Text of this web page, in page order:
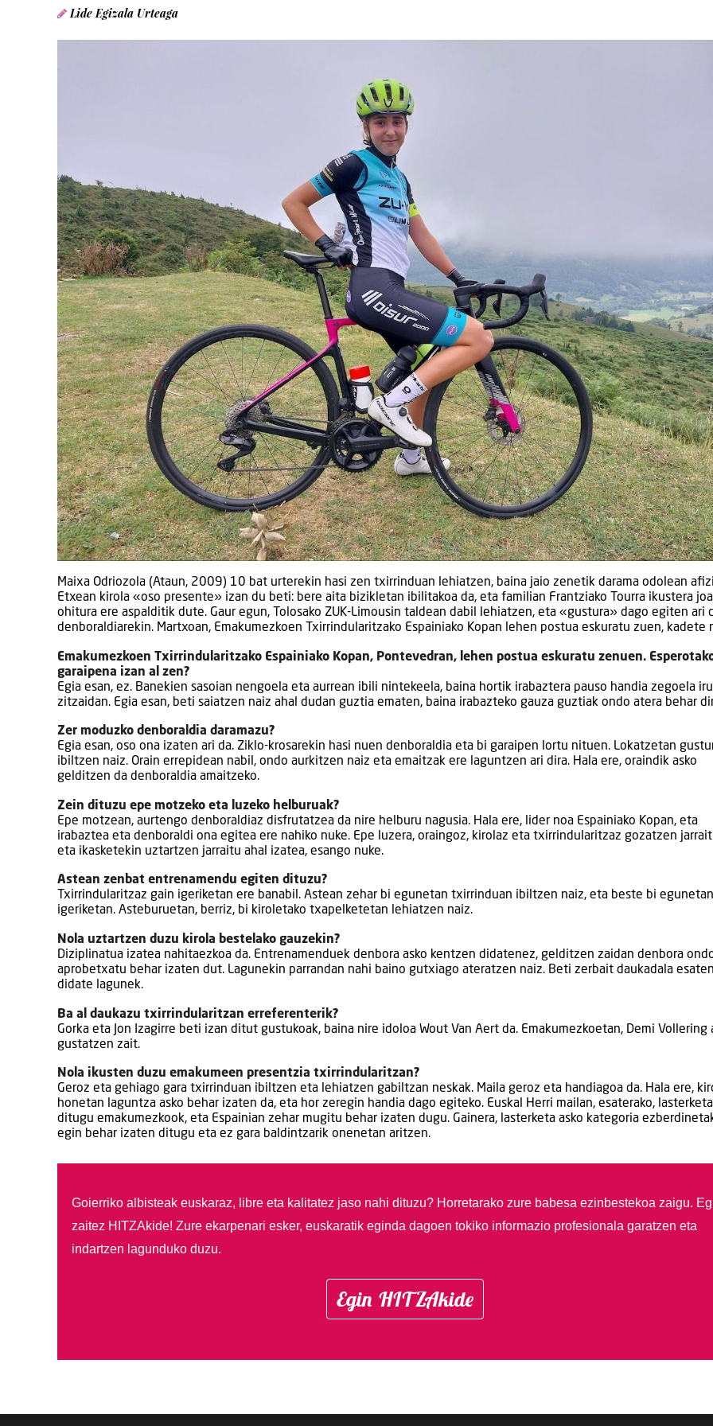
Lide Egizala Urteaga
Maixa Odriozola (Ataun, 2009) 10 bat urterekin hasi zen txirrinduan lehiatzen, baina jaio zenetik darama odolean
Etxean kirola «oso presente» izan du beti: bere aita bizikletan ibilitakoa da, eta familian Frantziako Tourra ikustera
ohitura ere aspalditik dute. Gaur egun, Tolosako ZUK-Limousin taldean dabil lehiatzen, eta «gustura» dago egiten ari
denboraldiarekin. Martxoan, Emakumezkoen Txirrindularitzako Espainiako Kopan lehen postua eskuratu zuen, kadete
Emakumezkoen Txirrindularitzako Espainiako Kopan, Pontevedran, lehen postua eskuratu zenuen.
garaipena izan al zen?
Egia esan, ez. Banekien sasoian nengoela eta aurrean ibili nintekeela, baina hortik irabaztera pauso handia zegoela
zitzaidan. Egia esan, beti saiatzen naiz ahal dudan guztia ematen, baina irabazteko gauza guztiak ondo atera behar
Zer moduzko denboraldia daramazu?
Egia esan, oso ona izaten ari da. Ziklo-krosarekin hasi nuen denboraldia eta bi garaipen lortu nituen. Lokatzetan
ibiltzen naiz. Orain errepidean nabil, ondo aurkitzen naiz eta emaitzak ere laguntzen ari dira. Hala ere, oraindik asko
gelditzen da denboraldia amaitzeko.
Zein dituzu epe motzeko eta luzeko helburuak?
Epe motzean, aurtengo denboraldiaz disfrutatzea da nire helburu nagusia. Hala ere, lider noa Espainiako Kopan, eta
irabaztea eta denboraldi ona egitea ere nahiko nuke. Epe luzera, oraingoz, kirolaz eta txirrindularitzaz gozatzen
eta ikasketekin uztartzen jarraitu ahal izatea, esango nuke.
Astean zenbat entrenamendu egiten dituzu?
Txirrindularitzaz gain igeriketan ere banabil. Astean zehar bi egunetan txirrinduan ibiltzen naiz, eta beste bi egunetan
igeriketan. Asteburuetan, berriz, bi kiroletako txapelketetan lehiatzen naiz.
Nola uztartzen duzu kirola bestelako gauzekin?
Diziplinatua izatea nahitaezkoa da. Entrenamenduek denbora asko kentzen didatenez, gelditzen zaidan denbora
aprobetxatu behar izaten dut. Lagunekin parrandan nahi baino gutxiago ateratzen naiz. Beti zerbait daukadala esaten
didate lagunek.
Ba al daukazu txirrindularitzan erreferenterik?
Gorka eta Jon Izagirre beti izan ditut gustukoak, baina nire idoloa Wout Van Aert da. Emakumezkoetan, Demi Vollering
gustatzen zait.
Nola ikusten duzu emakumeen presentzia txirrindularitzan?
Geroz eta gehiago gara txirrinduan ibiltzen eta lehiatzen gabiltzan neskak. Maila geroz eta handiagoa da. Hala ere,
honetan laguntza asko behar izaten da, eta hor zeregin handia dago egiteko. Euskal Herri mailan, esaterako,
ditugu emakumezkook, eta Espainian zehar mugitu behar izaten dugu. Gainera, lasterketa asko kategoria
egin behar izaten ditugu eta ez gara baldintzarik onenetan aritzen.
Goierriko albisteak euskaraz, libre eta kalitatez jaso nahi dituzu? Horretarako zure babesa ezinbestekoa zaigu.
zaitez HITZAkide! Zure ekarpenari esker, euskaratik eginda dagoen tokiko informazio profesionala garatzen eta
indartzen lagunduko duzu.
Egin HITZAkide